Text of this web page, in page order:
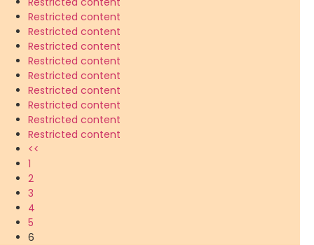
Restricted content
Restricted content
Restricted content
Restricted content
Restricted content
Restricted content
Restricted content
Restricted content
Restricted content
<<
1
2
3
4
5
6